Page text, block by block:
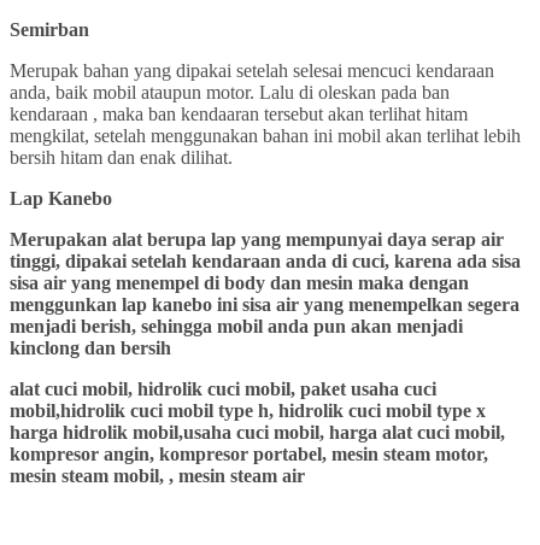
Semirban
Merupak bahan yang dipakai setelah selesai mencuci kendaraan
anda, baik mobil ataupun motor. Lalu di oleskan pada ban
kendaraan , maka ban kendaaran tersebut akan terlihat hitam
mengkilat, setelah menggunakan bahan ini mobil akan terlihat lebih
bersih hitam dan enak dilihat.
Lap Kanebo
Merupakan alat berupa lap yang mempunyai daya serap air
tinggi, dipakai setelah kendaraan anda di cuci, karena ada sisa
sisa air yang menempel di body dan mesin maka dengan
menggunkan lap kanebo ini sisa air yang menempelkan segera
menjadi berish, sehingga mobil anda pun akan menjadi
kinclong dan bersih
alat cuci mobil, hidrolik cuci mobil, paket usaha cuci
mobil,hidrolik cuci mobil type h, hidrolik cuci mobil type x
harga hidrolik mobil,usaha cuci mobil, harga alat cuci mobil,
kompresor angin, kompresor portabel, mesin steam motor,
mesin steam mobil, , mesin steam air